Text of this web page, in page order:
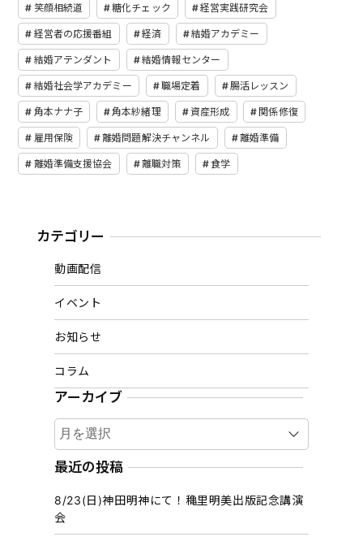
笑顔相続道 糖化チェック 経営実践研究会
経営者の応援番組 経済 結婚アカデミー
結婚アテンダント 結婚情報センター
結婚社会学アカデミー 職場定着 腸活レッスン
角本ナナ子 角本紗緒理 資産形成 関係修復
雇用保険 離婚問題解決チャンネル 離婚準備
離婚準備支援協会 離職対策 食学
カテゴリー
動画配信
イベント
お知らせ
コラム
アーカイブ
ア
ー
カ
ブ
最近の投稿
8/23(日)神田明神にて！穐里明美出版記念講演
会